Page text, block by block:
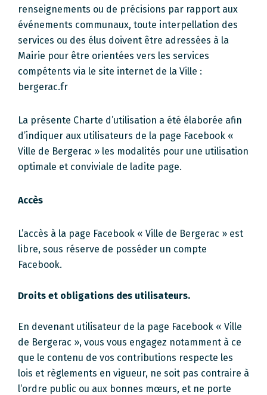
renseignements ou de précisions par rapport aux
événements communaux, toute interpellation des
services ou des élus doivent être adressées à la
Mairie pour être orientées vers les services
compétents via le site internet de la Ville :
bergerac.fr
La présente Charte d’utilisation a été élaborée afin
d’indiquer aux utilisateurs de la page Facebook «
Ville de Bergerac » les modalités pour une utilisation
optimale et conviviale de ladite page.
Accès
L’accès à la page Facebook « Ville de Bergerac » est
libre, sous réserve de posséder un compte
Facebook.
Droits et obligations des utilisateurs.
En devenant utilisateur de la page Facebook « Ville
de Bergerac », vous vous engagez notamment à ce
que le contenu de vos contributions respecte les
lois et règlements en vigueur, ne soit pas contraire à
l‘ordre public ou aux bonnes mœurs, et ne porte